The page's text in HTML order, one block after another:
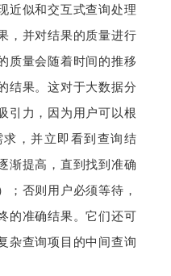
近似和交互式查询处理
，并对结果的质量进行
质量会随着时间的推移
结果。这对于大数据分
引力，因为用户可以根
，并立即看到查询结
渐提高，直到找到准确
；否则用户必须等待，
的准确结果。它们还可
杂查询项目的中间查询